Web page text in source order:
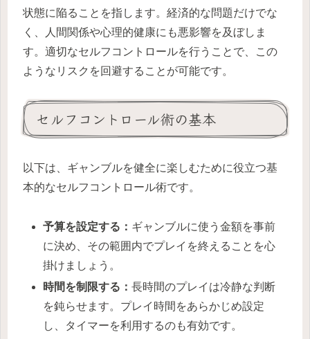
状態に陥ることを指します。経済的な問題だけでな
く、人間関係や心理的健康にも悪影響を及ぼしま
す。適切なセルフコントロールを行うことで、この
ようなリスクを回避することが可能です。
セルフコントロール術の基本
以下は、ギャンブルを健全に楽しむために役立つ基
本的なセルフコントロール術です。
予算を設定する： ギャンブルに使う金額を事前
に決め、その範囲内でプレイを終えることを心
掛けましょう。
時間を制限する：長時間のプレイは冷静な判断
を鈍らせます。プレイ時間をあらかじめ設定
し、タイマーを利用するのも有効です。